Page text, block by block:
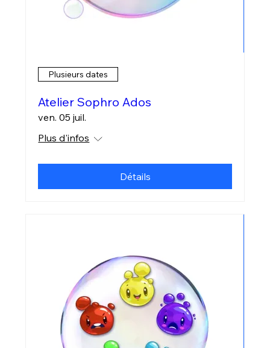
Plusieurs dates
Atelier Sophro Ados
ven. 05 juil.
Plus d'infos
Détails